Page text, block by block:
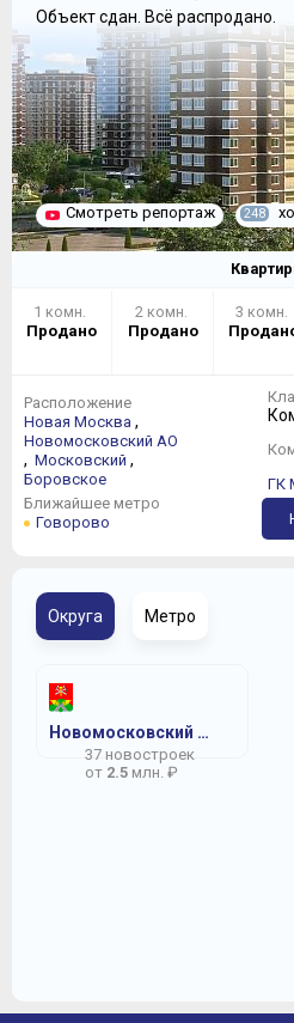
Объект сдан. Всё распродано.
Смотреть репортаж 248
1 комн.
Продано
2 комн.
Продано
3 комн.
Расположение
Новая Москва ,
Новомосковский АО
, Московский ,
Боровское
Ближайшее метро
Говорово
ГК
Округа Метро
Новомосковский АО
37 новостроек
от 2.5 млн. ₽